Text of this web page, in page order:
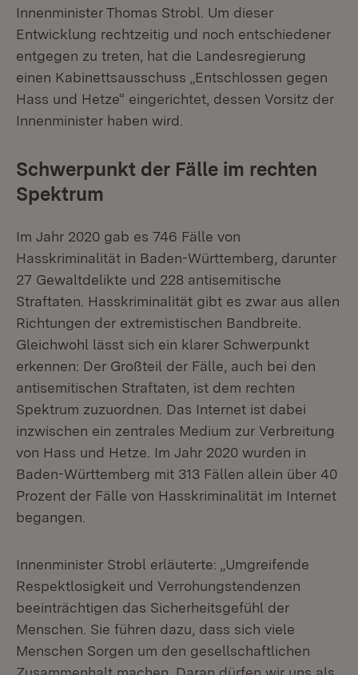
Innenminister Thomas Strobl. Um dieser
Entwicklung rechtzeitig und noch entschiedener
entgegen zu treten, hat die Landesregierung
einen Kabinettsausschuss „Entschlossen gegen
Hass und Hetze“ eingerichtet, dessen Vorsitz der
Innenminister haben wird.
Schwerpunkt der Fälle im rechten
Spektrum
Im Jahr 2020 gab es 746 Fälle von
Hasskriminalität in Baden-Württemberg, darunter
27 Gewaltdelikte und 228 antisemitische
Straftaten. Hasskriminalität gibt es zwar aus allen
Richtungen der extremistischen Bandbreite.
Gleichwohl lässt sich ein klarer Schwerpunkt
erkennen: Der Großteil der Fälle, auch bei den
antisemitischen Straftaten, ist dem rechten
Spektrum zuzuordnen. Das Internet ist dabei
inzwischen ein zentrales Medium zur Verbreitung
von Hass und Hetze. Im Jahr 2020 wurden in
Baden-Württemberg mit 313 Fällen allein über 40
Prozent der Fälle von Hasskriminalität im Internet
begangen.
Innenminister Strobl erläuterte: „Umgreifende
Respektlosigkeit und Verrohungstendenzen
beeinträchtigen das Sicherheitsgefühl der
Menschen. Sie führen dazu, dass sich viele
Menschen Sorgen um den gesellschaftlichen